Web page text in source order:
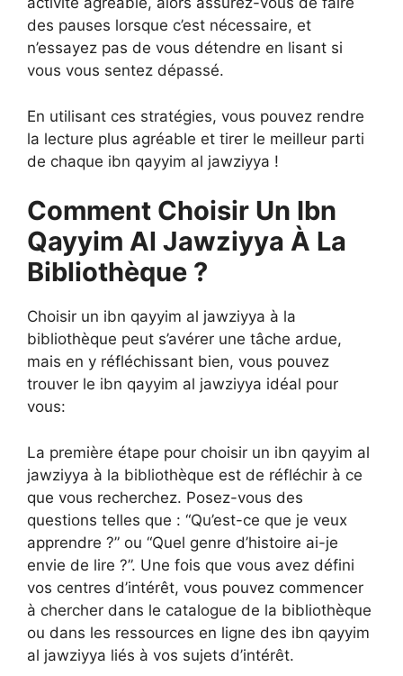
des pauses lorsque c’est nécessaire, et
n’essayez pas de vous détendre en lisant si
vous vous sentez dépassé.
En utilisant ces stratégies, vous pouvez rendre
la lecture plus agréable et tirer le meilleur parti
de chaque ibn qayyim al jawziyya !
Comment Choisir Un Ibn
Qayyim Al Jawziyya À La
Bibliothèque ?
Choisir un ibn qayyim al jawziyya à la
bibliothèque peut s’avérer une tâche ardue,
mais en y réfléchissant bien, vous pouvez
trouver le ibn qayyim al jawziyya idéal pour
vous:
La première étape pour choisir un ibn qayyim al
jawziyya à la bibliothèque est de réfléchir à ce
que vous recherchez. Posez-vous des
questions telles que : “Qu’est-ce que je veux
apprendre ?” ou “Quel genre d’histoire ai-je
envie de lire ?”. Une fois que vous avez défini
vos centres d’intérêt, vous pouvez commencer
à chercher dans le catalogue de la bibliothèque
ou dans les ressources en ligne des ibn qayyim
al jawziyya liés à vos sujets d’intérêt.